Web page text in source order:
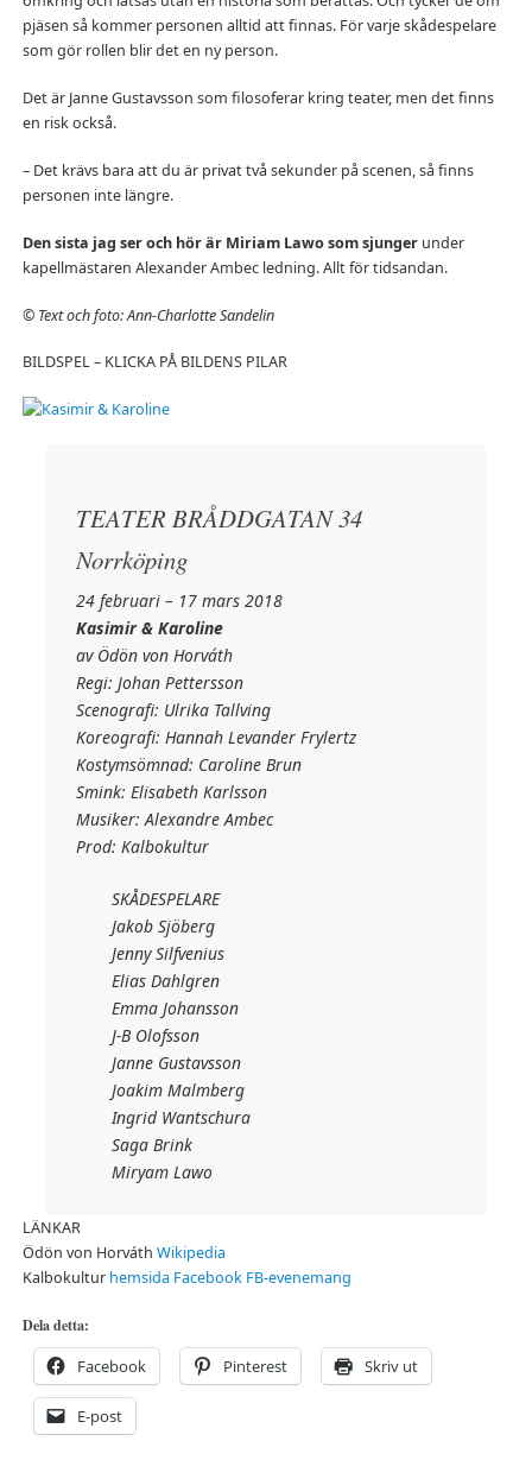
pjäsen så kommer personen alltid att finnas. För varje skådespelare
som gör rollen blir det en ny person.
Det är Janne Gustavsson som filosoferar kring teater, men det finns
en risk också.
– Det krävs bara att du är privat två sekunder på scenen, så finns
personen inte längre.
Den sista jag ser och hör är Miriam Lawo som sjungerunder
kapellmästaren Alexander Ambec ledning. Allt för tidsandan.
© Text och foto: Ann-Charlotte Sandelin
BILDSPEL – KLICKA PÅ BILDENS PILAR
TEATER BRÅDDGATAN 34
Norrköping
24 februari – 17 mars 2018
Kasimir & Karoline
av Ödön von Horváth
Regi: Johan Pettersson
Scenografi: Ulrika Tallving
Koreografi: Hannah Levander Frylertz
Kostymsömnad: Caroline Brun
Smink: Elisabeth Karlsson
Musiker: Alexandre Ambec
Prod: Kalbokultur
SKÅDESPELARE
Jakob Sjöberg
Jenny Silfvenius
Elias Dahlgren
Emma Johansson
J-B Olofsson
Janne Gustavsson
Joakim Malmberg
Ingrid Wantschura
Saga Brink
Miryam Lawo
LÄNKAR
Ödön von Horváth Wikipedia
Kalbokultur hemsida Facebook FB-evenemang
Dela detta:
Facebook Pinterest Skriv ut
E-post